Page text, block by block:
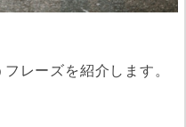
レーズを紹介します。